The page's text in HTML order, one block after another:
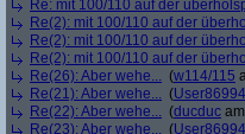
Re: mit 100/110 auf der
Re(2): mit 100/110 auf der
Re(2): mit 100/110 auf der
Re(2): mit 100/110 auf der
Re(26): Aber wehe... (w114/115
Re(21): Aber wehe... (User86994
Re(22): Aber wehe... (ducduc
Re(23): Aber wehe... (User86994